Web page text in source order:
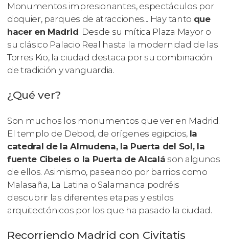
Monumentos impresionantes, espectáculos por
doquier, parques de atracciones... Hay tanto que
hacer en Madrid. Desde su mítica Plaza Mayor o
su clásico Palacio Real hasta la modernidad de las
Torres Kio, la ciudad destaca por su combinación
de tradición y vanguardia.
¿Qué ver?
Son muchos los monumentos que ver en Madrid.
El templo de Debod, de orígenes egipcios, la
catedral de la Almudena, la Puerta del Sol, la
fuente Cibeles o la Puerta de Alcalá son algunos
de ellos. Asimismo, paseando por barrios como
Malasaña, La Latina o Salamanca podréis
descubrir las diferentes etapas y estilos
arquitectónicos por los que ha pasado la ciudad.
Recorriendo Madrid con Civitatis